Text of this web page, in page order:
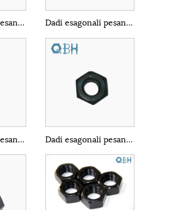
Dadi esagonali pesanti neri DIN555 Dadi esagonali pesanti ASTM A194-2HM
Dadi esagonali pesanti ASTM A194-4 Dadi esagonali pesanti ASTM A194-7